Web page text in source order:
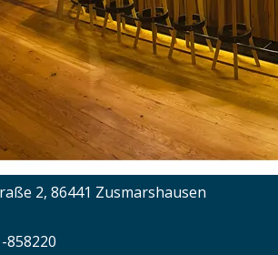
912320
mertingen.de
2, 86441 Zusmarshausen
858220